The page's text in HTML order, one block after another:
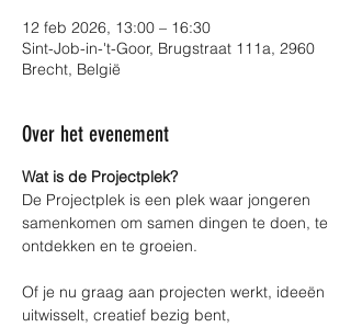
12 feb 2026, 13:00 – 16:30
Sint-Job-in-'t-Goor, Brugstraat 111a, 2960
Brecht, België
Over het evenement
Wat is de Projectplek?
De Projectplek is een plek waar jongeren
samenkomen om samen dingen te doen, te
ontdekken en te groeien.
Of je nu graag aan projecten werkt, ideeën
uitwisselt, creatief bezig bent,